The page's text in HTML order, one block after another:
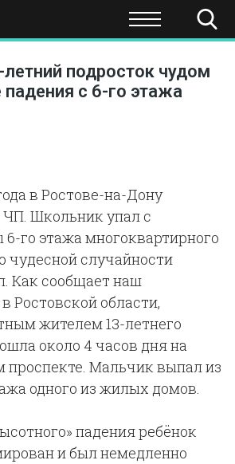
ЭКОНОМИКА НАУКА И
подросток чудом
с 6-го этажа
в Ростове-на-Дону
Школьник упал с
6-го этажа многоквартирного
чудесной случайности
Как сообщает наш
Ростовской области,
жителем 13-летнего
около 4 часов дня на
проспекте. Мальчик выпал из
одного из жилых домов.
падения ребёнок
и был немедленно